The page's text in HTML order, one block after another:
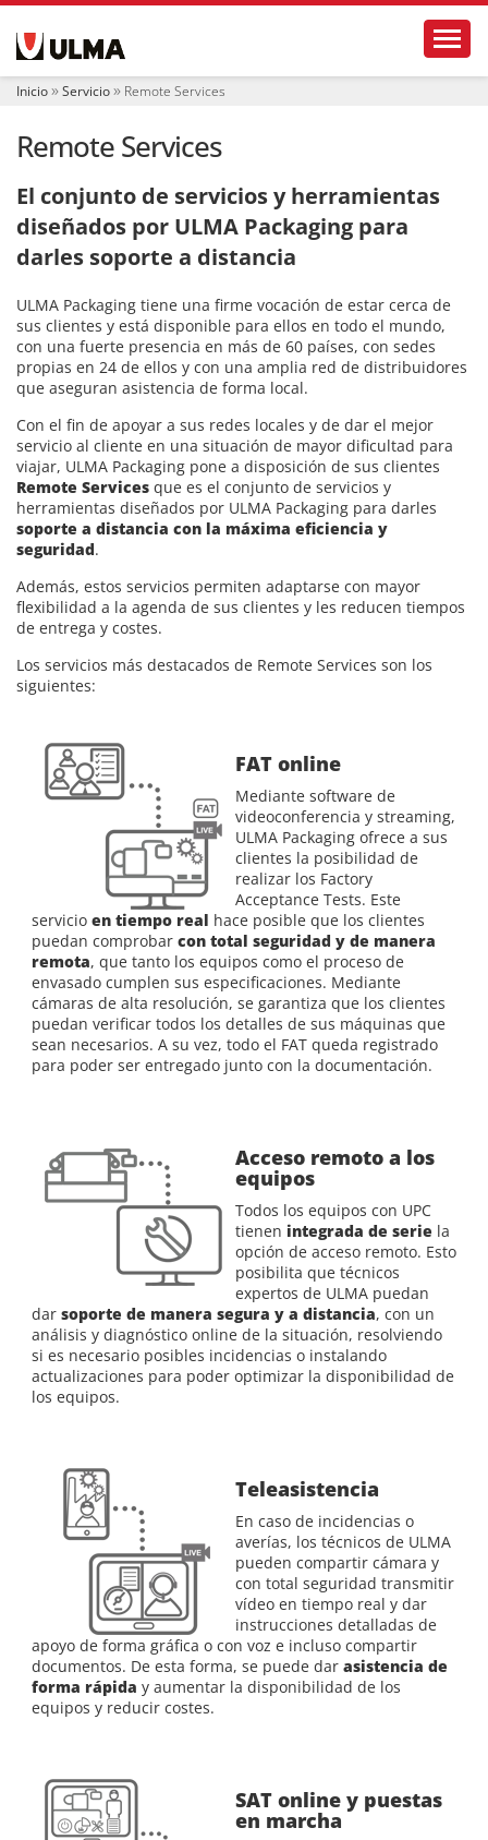
e Inicio Servicio Remote Services
Remote Services
El conjunto de servicios y herramientas
diseñados por ULMA Packaging para
darles soporte a distancia
ULMA Packaging tiene una firme vocación de estar cerca de
sus clientes y está disponible para ellos en todo el mundo,
con una fuerte presencia en más de 60 países, con sedes
propias en 24 de ellos y con una amplia red de distribuidores
que aseguran asistencia de forma local.
Con el fin de apoyar a sus redes locales y de dar el mejor
servicio al cliente en una situación de mayor dificultad para
viajar, ULMA Packaging pone a disposición de sus clientes
Remote Services que es el conjunto de servicios y
herramientas diseñados por ULMA Packaging para darles
soporte a distancia con la máxima eficiencia y
seguridad.
Además, estos servicios permiten adaptarse con mayor
flexibilidad a la agenda de sus clientes y les reducen tiempos
de entrega y costes.
Los servicios más destacados de Remote Services son los
siguientes:
FAT online
Mediante software de
videoconferencia y streaming,
ULMA Packaging ofrece a sus
clientes la posibilidad de
realizar los Factory
Acceptance Tests. Este
servicio en tiempo real hace posible que los clientes
puedan comprobar con total seguridad y de manera
remota, que tanto los equipos como el proceso de
envasado cumplen sus especificaciones. Mediante
cámaras de alta resolución, se garantiza que los clientes
puedan verificar todos los detalles de sus máquinas que
sean necesarios. A su vez, todo el FAT queda registrado
para poder ser entregado junto con la documentación.
Acceso remoto a los
equipos
Todos los equipos con UPC
tienen integrada de serie la
opción de acceso remoto. Esto
posibilita que técnicos
expertos de ULMA puedan
dar soporte de manera segura y a distancia, con un
análisis y diagnóstico online de la situación, resolviendo
si es necesario posibles incidencias o instalando
actualizaciones para poder optimizar la disponibilidad de
los equipos.
Teleasistencia
En caso de incidencias o
averías, los técnicos de ULMA
pueden compartir cámara y
con total seguridad transmitir
vídeo en tiempo real y dar
instrucciones detalladas de
apoyo de forma gráfica o con voz e incluso compartir
documentos. De esta forma, se puede dar asistencia de
forma rápida y aumentar la disponibilidad de los
equipos y reducir costes.
SAT online y puestas
en marcha